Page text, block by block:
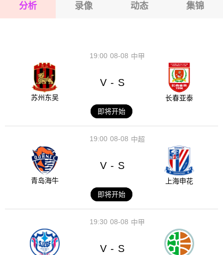
分析 录像 动态 集锦
08-08
19:00 中甲
苏州东吴
V - S
长春亚泰
即将开始
08-08
19:00 中超
青岛海牛
V - S
上海申花
即将开始
08-08
19:30 中甲
V - S